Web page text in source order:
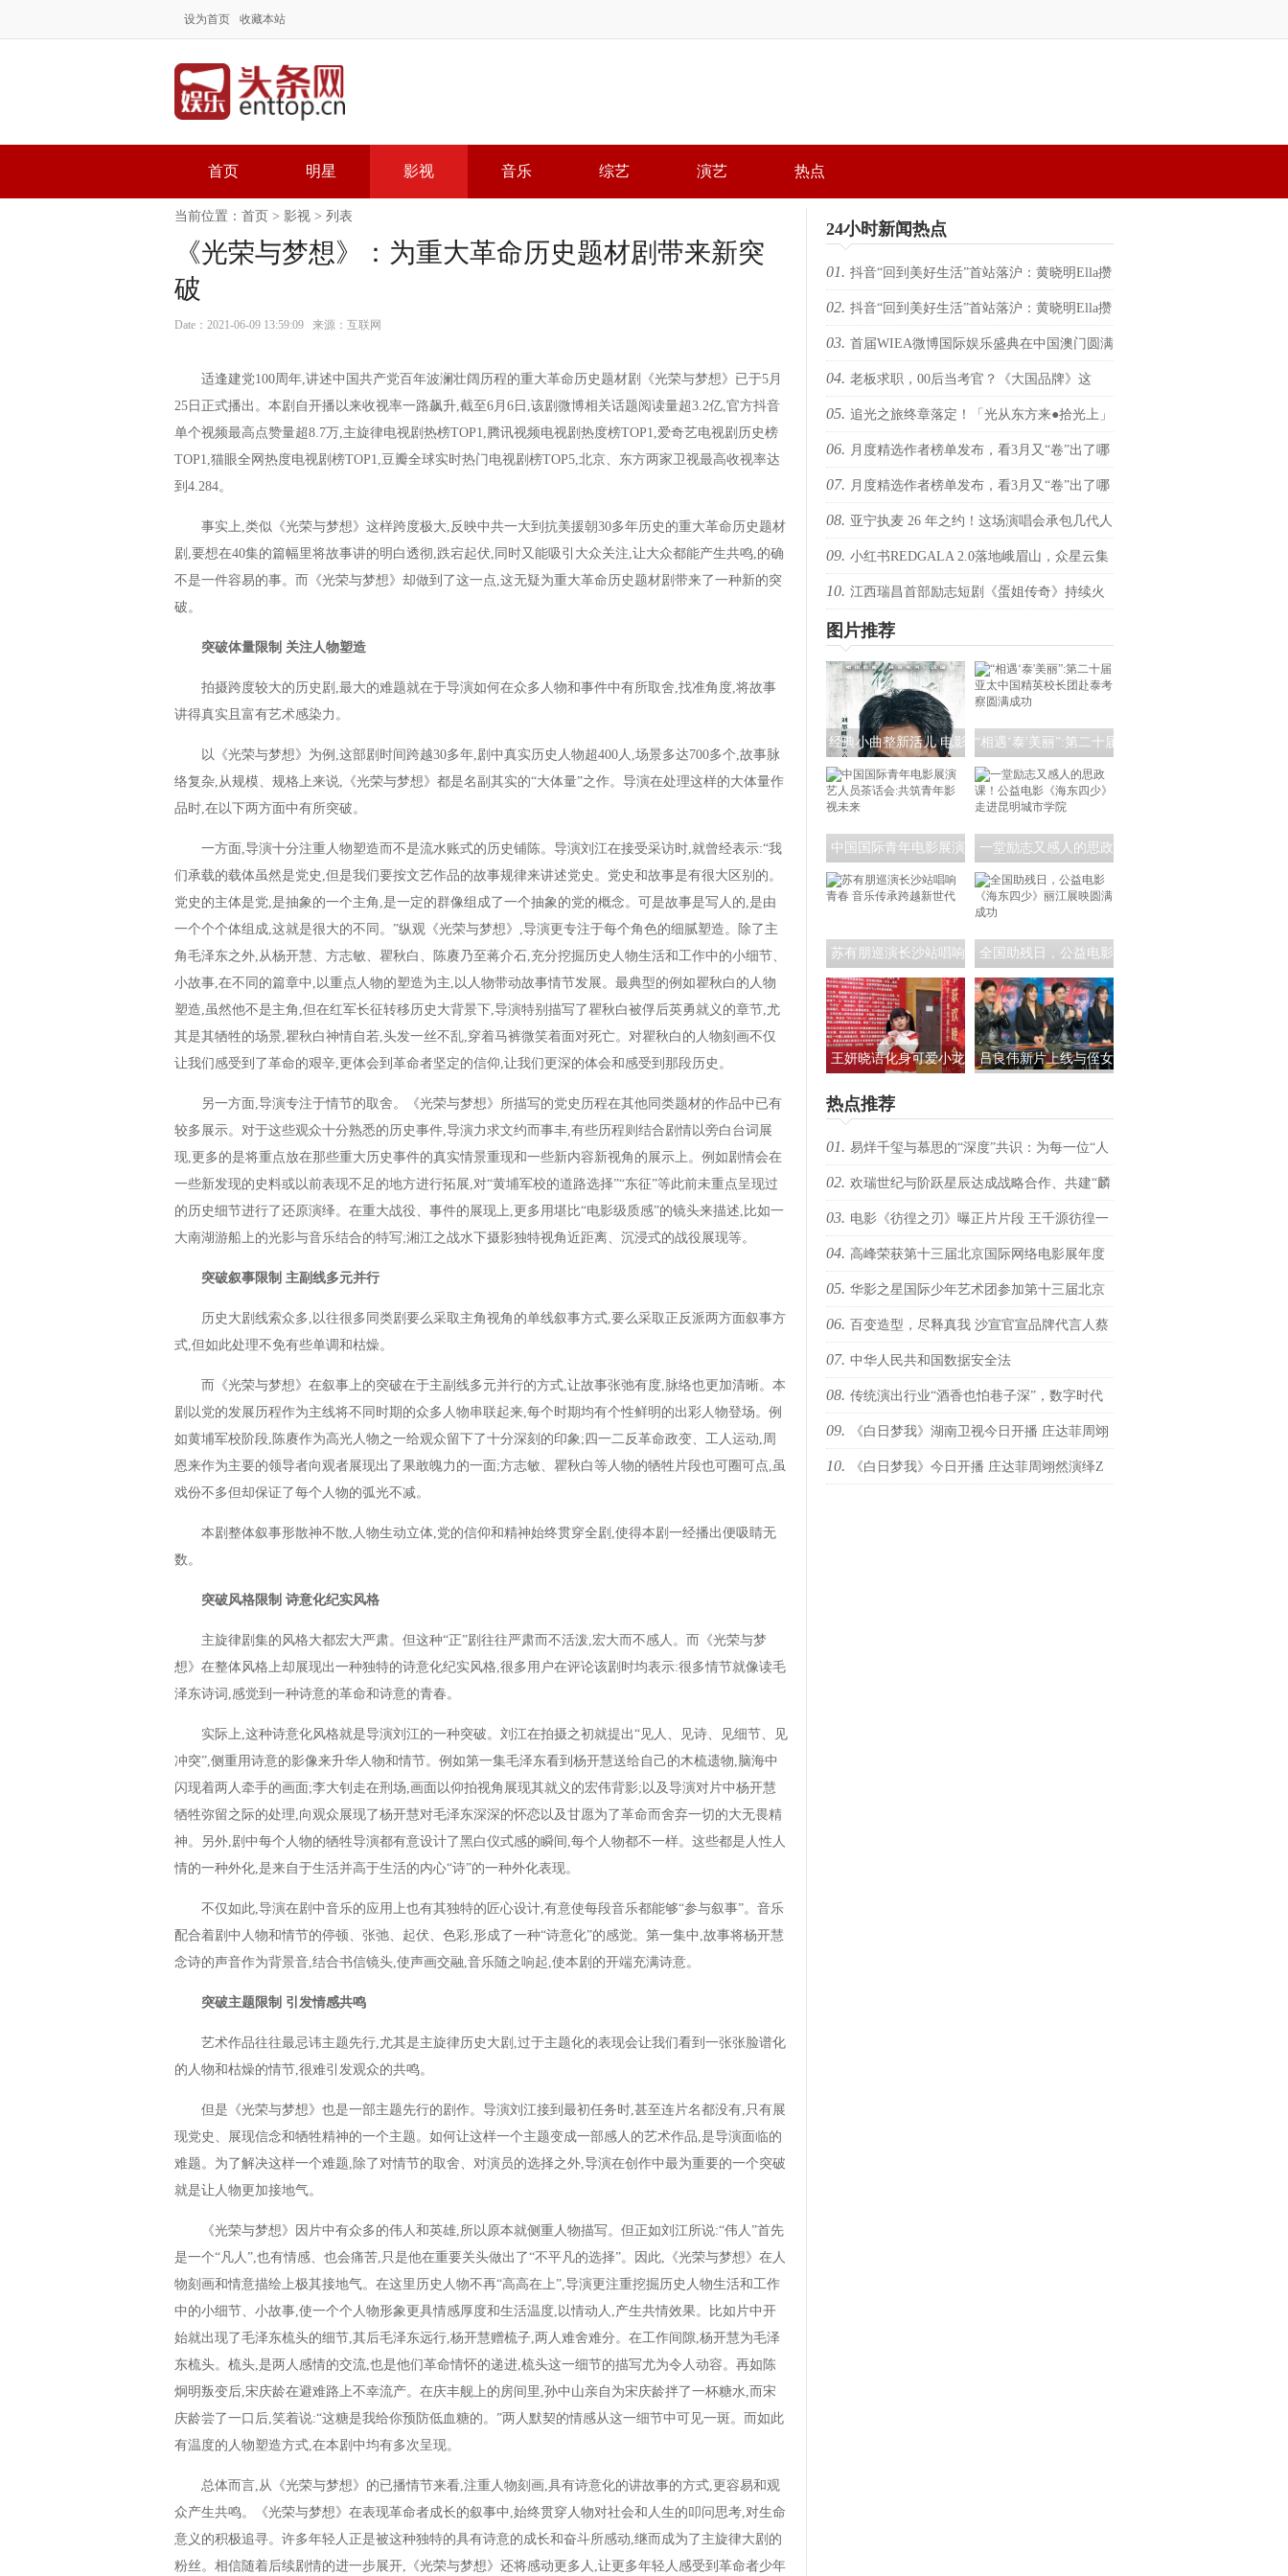
设为首页 收藏本站
首页 明星 影视 音乐 综艺 演艺 热点
当前位置： 首页 > 影视 > 列表
《光荣与梦想》：为重大革命历史题材剧带来新突
破
Date：2021-06-09 13:59:09 来源：互联网
适逢建党100周年,讲述中国共产党百年波澜壮阔历程的重大革命历史题材剧《光荣与梦想》已于5月
25日正式播出。本剧自开播以来收视率一路飙升,截至6月6日,该剧微博相关话题阅读量超3.2亿,官方抖音
单个视频最高点赞量超8.7万,主旋律电视剧热榜TOP1,腾讯视频电视剧热度榜TOP1,爱奇艺电视剧历史榜
TOP1,猫眼全网热度电视剧榜TOP1,豆瓣全球实时热门电视剧榜TOP5,北京、东方两家卫视最高收视率达
到4.284。
事实上,类似《光荣与梦想》这样跨度极大,反映中共一大到抗美援朝30多年历史的重大革命历史题材
剧,要想在40集的篇幅里将故事讲的明白透彻,跌宕起伏,同时又能吸引大众关注,让大众都能产生共鸣,的确
不是一件容易的事。而《光荣与梦想》却做到了这一点,这无疑为重大革命历史题材剧带来了一种新的突
破。
突破体量限制 关注人物塑造
拍摄跨度较大的历史剧,最大的难题就在于导演如何在众多人物和事件中有所取舍,找准角度,将故事
讲得真实且富有艺术感染力。
以《光荣与梦想》为例,这部剧时间跨越30多年,剧中真实历史人物超400人,场景多达700多个,故事脉
络复杂,从规模、规格上来说,《光荣与梦想》都是名副其实的“大体量”之作。导演在处理这样的大体量作
品时,在以下两方面中有所突破。
一方面,导演十分注重人物塑造而不是流水账式的历史铺陈。导演刘江在接受采访时,就曾经表示:“我
们承载的载体虽然是党史,但是我们要按文艺作品的故事规律来讲述党史。党史和故事是有很大区别的。
党史的主体是党,是抽象的一个主角,是一定的群像组成了一个抽象的党的概念。可是故事是写人的,是由
一个个个体组成,这就是很大的不同。”纵观《光荣与梦想》,导演更专注于每个角色的细腻塑造。除了主
角毛泽东之外,从杨开慧、方志敏、瞿秋白、陈赓乃至蒋介石,充分挖掘历史人物生活和工作中的小细节、
小故事,在不同的篇章中,以重点人物的塑造为主,以人物带动故事情节发展。最典型的例如瞿秋白的人物
塑造,虽然他不是主角,但在红军长征转移历史大背景下,导演特别描写了瞿秋白被俘后英勇就义的章节,尤
其是其牺牲的场景,瞿秋白神情自若,头发一丝不乱,穿着马裤微笑着面对死亡。对瞿秋白的人物刻画不仅
让我们感受到了革命的艰辛,更体会到革命者坚定的信仰,让我们更深的体会和感受到那段历史。
另一方面,导演专注于情节的取舍。《光荣与梦想》所描写的党史历程在其他同类题材的作品中已有
较多展示。对于这些观众十分熟悉的历史事件,导演力求文约而事丰,有些历程则结合剧情以旁白台词展
现,更多的是将重点放在那些重大历史事件的真实情景重现和一些新内容新视角的展示上。例如剧情会在
一些新发现的史料或以前表现不足的地方进行拓展,对“黄埔军校的道路选择”“东征”等此前未重点呈现过
的历史细节进行了还原演绎。在重大战役、事件的展现上,更多用堪比“电影级质感”的镜头来描述,比如一
大南湖游船上的光影与音乐结合的特写;湘江之战水下摄影独特视角近距离、沉浸式的战役展现等。
突破叙事限制 主副线多元并行
历史大剧线索众多,以往很多同类剧要么采取主角视角的单线叙事方式,要么采取正反派两方面叙事方
式,但如此处理不免有些单调和枯燥。
而《光荣与梦想》在叙事上的突破在于主副线多元并行的方式,让故事张弛有度,脉络也更加清晰。本
剧以党的发展历程作为主线将不同时期的众多人物串联起来,每个时期均有个性鲜明的出彩人物登场。例
如黄埔军校阶段,陈赓作为高光人物之一给观众留下了十分深刻的印象;四一二反革命政变、工人运动,周
恩来作为主要的领导者向观者展现出了果敢魄力的一面;方志敏、瞿秋白等人物的牺牲片段也可圈可点,虽
戏份不多但却保证了每个人物的弧光不减。
本剧整体叙事形散神不散,人物生动立体,党的信仰和精神始终贯穿全剧,使得本剧一经播出便吸睛无
数。
突破风格限制 诗意化纪实风格
主旋律剧集的风格大都宏大严肃。但这种“正”剧往往严肃而不活泼,宏大而不感人。而《光荣与梦
想》在整体风格上却展现出一种独特的诗意化纪实风格,很多用户在评论该剧时均表示:很多情节就像读毛
泽东诗词,感觉到一种诗意的革命和诗意的青春。
实际上,这种诗意化风格就是导演刘江的一种突破。刘江在拍摄之初就提出“见人、见诗、见细节、见
冲突”,侧重用诗意的影像来升华人物和情节。例如第一集毛泽东看到杨开慧送给自己的木梳遗物,脑海中
闪现着两人牵手的画面;李大钊走在刑场,画面以仰拍视角展现其就义的宏伟背影;以及导演对片中杨开慧
牺牲弥留之际的处理,向观众展现了杨开慧对毛泽东深深的怀恋以及甘愿为了革命而舍弃一切的大无畏精
神。另外,剧中每个人物的牺牲导演都有意设计了黑白仪式感的瞬间,每个人物都不一样。这些都是人性人
情的一种外化,是来自于生活并高于生活的内心“诗”的一种外化表现。
不仅如此,导演在剧中音乐的应用上也有其独特的匠心设计,有意使每段音乐都能够“参与叙事”。音乐
配合着剧中人物和情节的停顿、张弛、起伏、色彩,形成了一种“诗意化”的感觉。第一集中,故事将杨开慧
念诗的声音作为背景音,结合书信镜头,使声画交融,音乐随之响起,使本剧的开端充满诗意。
突破主题限制 引发情感共鸣
艺术作品往往最忌讳主题先行,尤其是主旋律历史大剧,过于主题化的表现会让我们看到一张张脸谱化
的人物和枯燥的情节,很难引发观众的共鸣。
但是《光荣与梦想》也是一部主题先行的剧作。导演刘江接到最初任务时,甚至连片名都没有,只有展
现党史、展现信念和牺牲精神的一个主题。如何让这样一个主题变成一部感人的艺术作品,是导演面临的
难题。为了解决这样一个难题,除了对情节的取舍、对演员的选择之外,导演在创作中最为重要的一个突破
就是让人物更加接地气。
《光荣与梦想》因片中有众多的伟人和英雄,所以原本就侧重人物描写。但正如刘江所说:“伟人”首先
是一个“凡人”,也有情感、也会痛苦,只是他在重要关头做出了“不平凡的选择”。因此,《光荣与梦想》在人
物刻画和情意描绘上极其接地气。在这里历史人物不再“高高在上”,导演更注重挖掘历史人物生活和工作
中的小细节、小故事,使一个个人物形象更具情感厚度和生活温度,以情动人,产生共情效果。比如片中开
始就出现了毛泽东梳头的细节,其后毛泽东远行,杨开慧赠梳子,两人难舍难分。在工作间隙,杨开慧为毛泽
东梳头。梳头,是两人感情的交流,也是他们革命情怀的递进,梳头这一细节的描写尤为令人动容。再如陈
炯明叛变后,宋庆龄在避难路上不幸流产。在庆丰舰上的房间里,孙中山亲自为宋庆龄拌了一杯糖水,而宋
庆龄尝了一口后,笑着说:“这糖是我给你预防低血糖的。”两人默契的情感从这一细节中可见一斑。而如此
有温度的人物塑造方式,在本剧中均有多次呈现。
总体而言,从《光荣与梦想》的已播情节来看,注重人物刻画,具有诗意化的讲故事的方式,更容易和观
众产生共鸣。《光荣与梦想》在表现革命者成长的叙事中,始终贯穿人物对社会和人生的叩问思考,对生命
意义的积极追寻。许多年轻人正是被这种独特的具有诗意的成长和奋斗所感动,继而成为了主旋律大剧的
粉丝。相信随着后续剧情的进一步展开,《光荣与梦想》还将感动更多人,让更多年轻人感受到革命者少年
24小时新闻热点
01. 抖音“回到美好生活”首站落沪：黄晓明Ella攒
局，替都市人预约一场不赶时间的晚风
02. 抖音“回到美好生活”首站落沪：黄晓明Ella攒
局，替都市人预约一场不赶时间的晚风
03. 首届WIEA微博国际娱乐盛典在中国澳门圆满
落幕 朴宰范、边伯贤、RIIZE、BILLKIN、PP
KR
04. 老板求职，00后当考官？《大国品牌》这
场“反向招聘”脱口秀，让企业家“集体破防”
05. 追光之旅终章落定！「光从东方来●拾光上」
音乐会定档4月20日
06. 月度精选作者榜单发布，看3月又“卷”出了哪
些抖音爆款？
07. 月度精选作者榜单发布，看3月又“卷”出了哪
些抖音爆款？
08. 亚宁执麦 26 年之约！这场演唱会承包几代人
的回忆
09. 小红书REDGALA 2.0落地峨眉山，众星云集
共赴春日野心之约
10. 江西瑞昌首部励志短剧《蛋姐传奇》持续火
爆！双平台数据刷新纪录，见证本土力量
图片推荐
经典小曲整新活儿 电影
《探清水河：重生》角
色海报暗藏时间迷局
“相遇‘泰'美丽”:第二十届
亚太中国精英校长团赴
泰考察圆满成功
中国国际青年电影展演
艺人员茶话会:共筑青年
影视未来
一堂励志又感人的思政
课！公益电影《海东四
少》走进昆明城市学院
苏有朋巡演长沙站唱响
青春 音乐传承跨越新世
代
全国助残日，公益电影
《海东四少》丽江展映
圆满成功
王妍晓语化身可爱小龙
家送来新春祝福
吕良伟新片上线与侄女
汉父亲的铁汉柔情
热点推荐
01. 易烊千玺与慕思的“深度”共识：为每一位“人
生向上者”续航
02. 欢瑞世纪与阶跃星辰达成战略合作、共建“麟
跃”AI联合实验室
03. 电影《彷徨之刃》曝正片片段 王千源彷徨一
枪决战恶魔少年
04. 高峰荣获第十三届北京国际网络电影展年度
十佳导演
05. 华影之星国际少年艺术团参加第十三届北京
国际网络电影展，传承电影梦
06. 百变造型，尽释真我 沙宣官宣品牌代言人蔡
依林 共启「出格」之旅
07. 中华人民共和国数据安全法
08. 传统演出行业“酒香也怕巷子深”，数字时代
下何处才是下一个突破口？
09. 《白日梦我》湖南卫视今日开播 庄达菲周翊
然青春飞驰炽热逐梦
10. 《白日梦我》今日开播 庄达菲周翊然演绎Z